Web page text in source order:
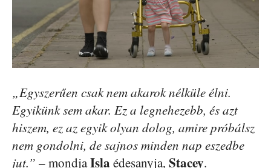
„Egyszerűen csak nem akarok nélküle élni.
Egyikünk sem akar. Ez a legnehezebb, és azt
hiszem, ez az egyik olyan dolog, amire próbálsz
nem gondolni, de sajnos minden nap eszedbe
jut.” – mondjaIsla édesanyja, Stacey.